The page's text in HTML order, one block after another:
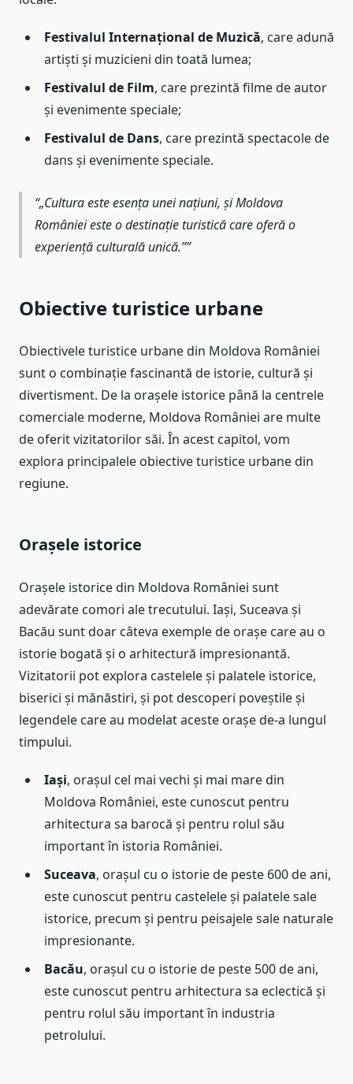
Festivalul Internațional de Muzică, care adună
artiști și muzicieni din toată lumea;
Festivalul de Film, care prezintă filme de autor
și evenimente speciale;
Festivalul de Dans, care prezintă spectacole de
dans și evenimente speciale.
„Cultura este esența unei națiuni, și Moldova
României este o destinație turistică care oferă o
experiență culturală unică.”
Obiective turistice urbane
Obiectivele turistice urbane din Moldova României
sunt o combinație fascinantă de istorie, cultură și
divertisment. De la orașele istorice până la centrele
comerciale moderne, Moldova României are multe
de oferit vizitatorilor săi. În acest capitol, vom
explora principalele obiective turistice urbane din
regiune.
Orașele istorice
Orașele istorice din Moldova României sunt
adevărate comori ale trecutului. Iași, Suceava și
Bacău sunt doar câteva exemple de orașe care au o
istorie bogată și o arhitectură impresionantă.
Vizitatorii pot explora castelele și palatele istorice,
biserici și mănăstiri, și pot descoperi poveștile și
legendele care au modelat aceste orașe de-a lungul
timpului.
Iași, orașul cel mai vechi și mai mare din
Moldova României, este cunoscut pentru
arhitectura sa barocă și pentru rolul său
important în istoria României.
Suceava, orașul cu o istorie de peste 600 de ani,
este cunoscut pentru castelele și palatele sale
istorice, precum și pentru peisajele sale naturale
impresionante.
Bacău, orașul cu o istorie de peste 500 de ani,
este cunoscut pentru arhitectura sa eclectică și
pentru rolul său important în industria
petrolului.